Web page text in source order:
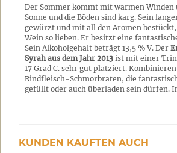
Der Sommer kommt mit warmen Winden
Sonne und die Böden sind karg. Sein
gewürzt und mit all den Aromen
Wein so lieben. Er besitzt eine
Sein Alkoholgehalt beträgt 13,5 % V. Der
Syrah aus dem Jahr 2013 ist mit einer
17 Grad C. sehr gut platziert.
Rindfleisch-Schmorbraten, die
gefüllt oder auch überladen sein dürfen.
KUNDEN KAUFTEN AUCH